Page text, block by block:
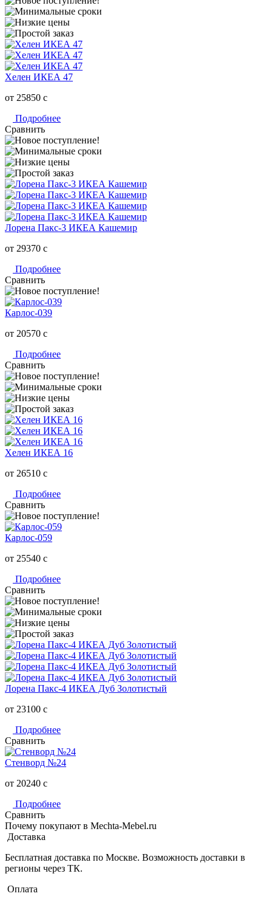
Хелен ИКЕА 47
от 25850 c
Подробнее
Сравнить
Лорена Пакс-3 ИКЕА Кашемир
от 29370 c
Подробнее
Сравнить
Карлос-039
от 20570 c
Подробнее
Сравнить
Хелен ИКЕА 16
от 26510 c
Подробнее
Сравнить
Карлос-059
от 25540 c
Подробнее
Сравнить
Лорена Пакс-4 ИКЕА Дуб Золотистый
от 23100 c
Подробнее
Сравнить
Стенворд №24
от 20240 c
Подробнее
Сравнить
Почему покупают в Mechta-Mebel.ru
Доставка
Бесплатная доставка по Москве. Возможность доставки в
регионы через ТК.
Оплата